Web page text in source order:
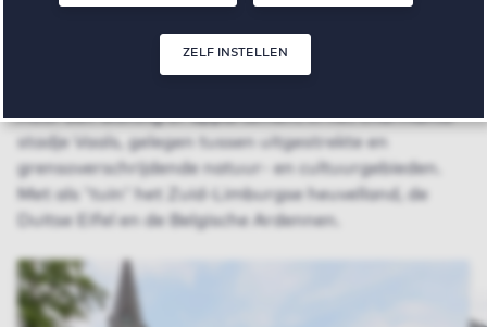
ZELF INSTELLEN
Huur een woning of appartement in het charmante
stadje Vaals, gelegen tussen uitgestrekte en
grensoverschrijdende natuur- en cultuurgebieden.
Met als 'tuin' het Zuid-Limburgse heuvelland, de
Duitse Eifel en de Belgische Ardennen.